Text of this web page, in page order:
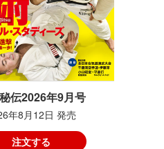
伝2026年9月号
年8月12日 発売
注文する